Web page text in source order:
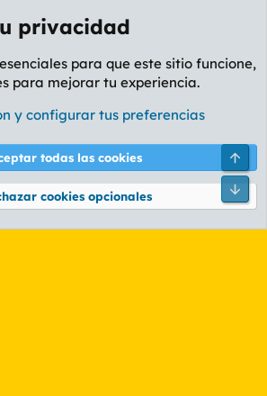
AMARILLO
y reglas Política de privacidad Ayuda
® © 2010-2026 XenForo Ltd.
privacidad
esenciales para que este sitio funcione,
para mejorar tu experiencia.
y configurar tus preferencias
todas las cookies
cookies opcionales
Pie